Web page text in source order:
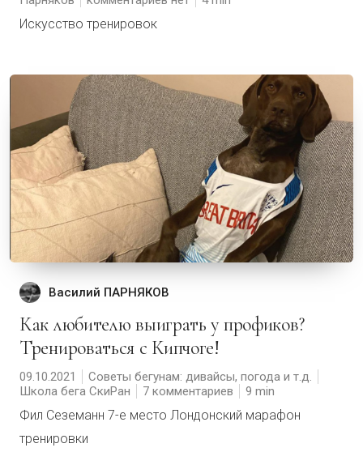
Искусство тренировок
Василий ПАРНЯКОВ
Как любителю выиграть у профиков?
Тренироваться с Кипчоге!
09.10.2021
Советы бегунам: дивайсы, погода и т.д.
Школа бега СкиРан
7 комментариев 9
Фил Сеземанн 7-е место Лондонский марафон
тренировки